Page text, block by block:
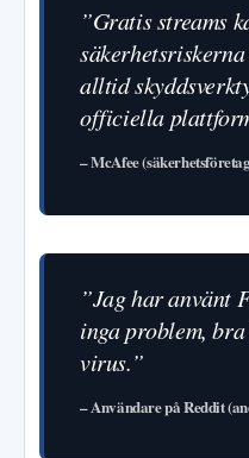
”Gratis streams
alltid
officiella
– McAfee
”Jag har använt
inga problem,
virus.”
– Användare på Reddit